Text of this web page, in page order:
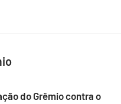
do Grêmio contra o